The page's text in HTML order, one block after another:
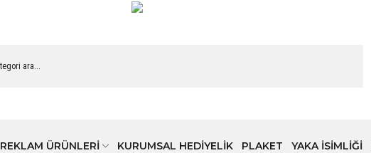
REKLAM ÜRÜNLERİ KURUMSAL HEDİYELİK PLAKET YAKA İSİMLİĞİ